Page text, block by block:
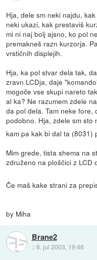
Hja, dele sm neki najdu,
neki ukazi, kak prestaviš
mi ni naj bolj ajsno, ko pol
premakneš razn kurzorja.
vrstičnih displejih.
Hja, ka pol stvar dela tak,
zravn LCDja, daje
mogoče vse skupi nareto
al ka? Ne razumem zdele
da pol dela. Tam neke fore,
podobno. Hja, zdele sm sto
kam pa kak bi dal ta (8031)
Mim grede, tista shema na
združeno na ploščici z LCD
Če maš kake strani za
by Miha
Brane2
::6. jul 2003, 19:46